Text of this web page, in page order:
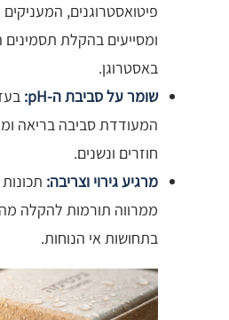
פיטואסטרוגנים,
ומסייעים בהקלת
באסטרוגן.
שומר על סביבת ה-pH:
המעודדת סביבה בריאה
חוזרים ונשנים.
מרגיע גירוי וצריבה:
ממרווה תורמות להקלה
בתחושות אי הנוחות.